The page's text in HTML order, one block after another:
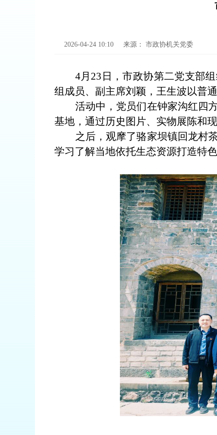
2026-04-24 10:10 来源： 市政协机关党委
4月23日，市政协第二党支部
组成员、副主席刘颖，王生波以普
活动中，党员们在钟家沟红四
基地，通过历史图片、实物展陈和
之后，观摩了骆家坝镇回龙村
学习了解当地依托生态资源打造特